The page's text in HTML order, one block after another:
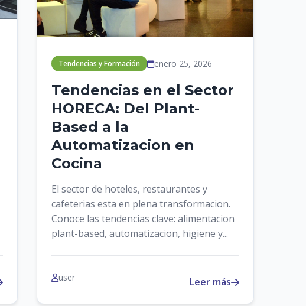
Tendencias y Formación enero 25, 2026
Tendencias en el Sector
HORECA: Del Plant-
Based a la
Automatizacion en
Cocina
El sector de hoteles, restaurantes y
cafeterias esta en plena transformacion.
Conoce las tendencias clave: alimentacion
plant-based, automatizacion, higiene y...
user Leer más